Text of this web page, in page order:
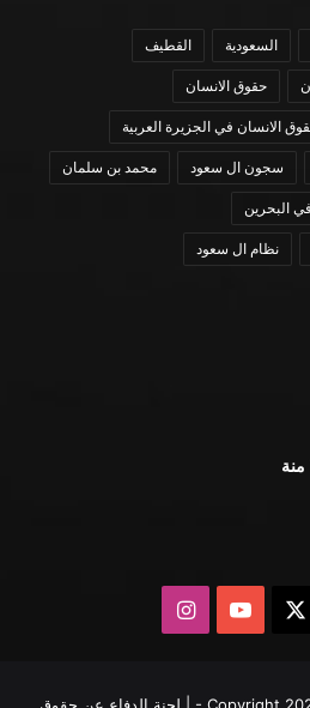
السعودية القطيف
حقوق الانسان
الانسان في الجزيرة العربية
سجون ال سعود محمد بن سلمان
البحرين
نظام ال سعود
منة
يوتيوبانستقرام